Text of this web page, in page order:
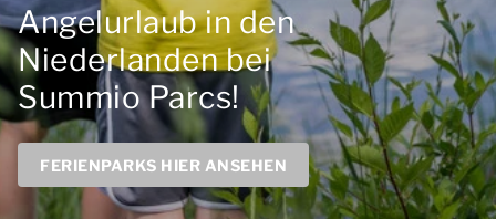
Angelurlaub in den
Niederlanden bei
Summio Parcs!
FERIENPARKS HIER ANSEHEN